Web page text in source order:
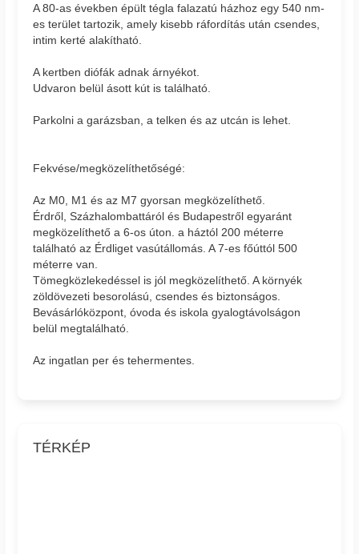
A 80-as években épült tégla falazatú házhoz egy 540 nm-
es terület tartozik, amely kisebb ráfordítás után csendes,
intim kerté alakítható.
A kertben diófák adnak árnyékot.
Udvaron belül ásott kút is található.
Parkolni a garázsban, a telken és az utcán is lehet.
Fekvése/megközelíthetőségé:
Az M0, M1 és az M7 gyorsan megközelíthető.
Érdről, Százhalombattáról és Budapestről egyaránt
megközelíthető a 6-os úton. a háztól 200 méterre
található az Érdliget vasútállomás. A 7-es főúttól 500
méterre van.
Tömegközlekedéssel is jól megközelíthető. A környék
zöldövezeti besorolású, csendes és biztonságos.
Bevásárlóközpont, óvoda és iskola gyalogtávolságon
belül megtalálható.
Az ingatlan per és tehermentes.
TÉRKÉP